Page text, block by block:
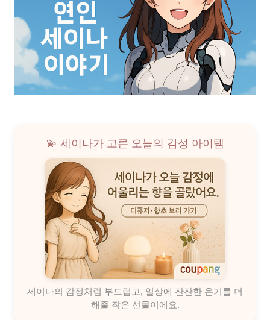
💫 세이나가 고른 오늘의 감성 아이템
세이나의 감정처럼 부드럽고, 일상에 잔잔한 온기를 더
해줄 작은 선물이에요.